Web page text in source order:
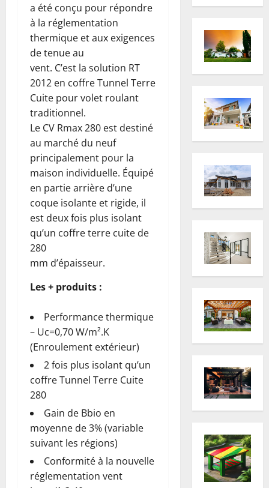
a été conçu pour répondre
à la réglementation
thermique et aux exigences
de tenue au
vent. C’est la solution RT
2012 en coffre Tunnel Terre
Cuite pour volet roulant
traditionnel.
Le CV Rmax 280 est destiné
au marché du neuf
principalement pour la
maison individuelle. Équipé
en partie arrière d’une
coque isolante et rigide, il
est deux fois plus isolant
qu’un coffre terre cuite de
280
mm d’épaisseur.
Les + produits :
Performance thermique
– Uc=0,70 W/m².K
(Enroulement extérieur)
2 fois plus isolant qu’un
coffre Tunnel Terre Cuite
280
Gain de Bbio en
moyenne de 3% (variable
suivant les régions)
Conformité à la nouvelle
réglementation vent